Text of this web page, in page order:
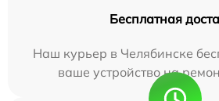
Бесплатная
Наш курьер в Челябинске
ваше устройство на